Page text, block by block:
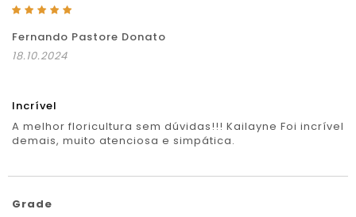
Fernando Pastore Donato
18.10.2024
Incrível
A melhor floricultura sem dúvidas!!! Kailayne Foi incrível
demais, muito atenciosa e simpática.
Grade